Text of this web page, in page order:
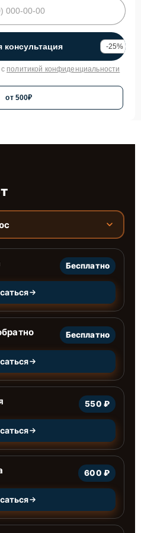
консультация -25%
политикой конфиденциальности
от 500₽
Бесплатно
Бесплатно
550 ₽
600 ₽